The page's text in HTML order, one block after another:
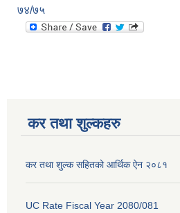
७४/७५
कर तथा शुल्कहरु
कर तथा शुल्क सहितको आर्थिक ऐन २०८१
UC Rate Fiscal Year 2080/081